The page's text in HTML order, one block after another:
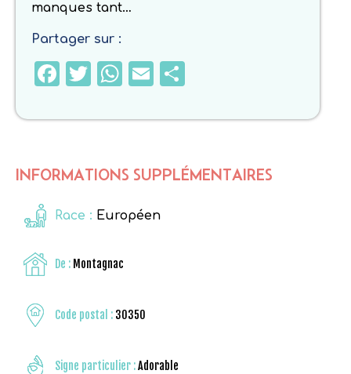
manques tant…
Partager sur :
Facebook
Twitter
WhatsApp
Email
INFORMATIONS SUPPLÉMENTAIRES
Race : Européen
De : Montagnac
Code postal : 30350
Signe particulier :Adorable